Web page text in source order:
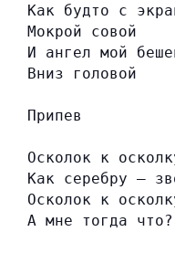
Как будто с
Мокрой совой
И ангел мой
Вниз головой
Припев
Осколок к
Как серебру —
Осколок к
А мне тогда что?